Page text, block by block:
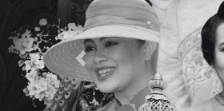
Previous